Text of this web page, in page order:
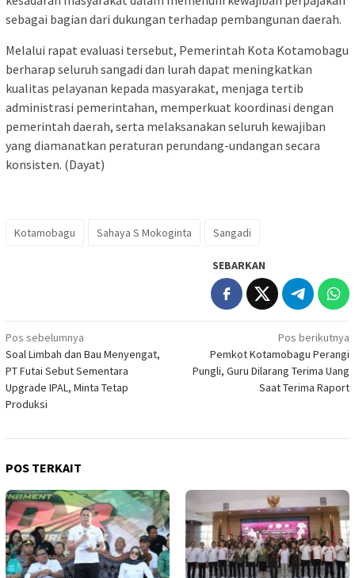
sebagai bagian dari dukungan terhadap pembangunan daerah.
Melalui rapat evaluasi tersebut, Pemerintah Kota Kotamobagu
berharap seluruh sangadi dan lurah dapat meningkatkan
kualitas pelayanan kepada masyarakat, menjaga tertib
administrasi pemerintahan, memperkuat koordinasi dengan
pemerintah daerah, serta melaksanakan seluruh kewajiban
yang diamanatkan peraturan perundang-undangan secara
konsisten. (Dayat)
Kotamobagu Sahaya S Mokoginta Sangadi
SEBARKAN
Navigasi
pos
Pos sebelumnya
Soal Limbah dan Bau Menyengat,
PT Futai Sebut Sementara
Upgrade IPAL, Minta Tetap
Produksi
Pos berikutnya
Pemkot Kotamobagu Perangi
Pungli, Guru Dilarang Terima Uang
Saat Terima Raport
POS TERKAIT